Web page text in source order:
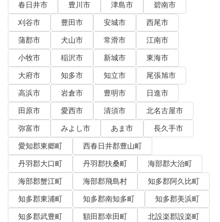
春日井市
豊川市 津島市
碧南市
刈谷市
豊田市 安城市
西尾市
蒲郡市
犬山市 常滑市
江南市
小牧市
稲沢市 新城市
東海市
大府市
知多市 知立市
尾張旭市
高浜市
岩倉市 豊明市
日進市
田原市
愛西市 清須市
北名古屋市
弥富市
みよし市 あま市
長久手市
愛知郡東郷町
西春日井郡豊山町
丹羽郡大口町
丹羽郡扶桑町
海部郡大治町
海部郡蟹江町
海部郡飛島村
知多郡阿久比町
知多郡東浦町
知多郡南知多町
知多郡美浜町
知多郡武豊町
額田郡幸田町
北設楽郡設楽町